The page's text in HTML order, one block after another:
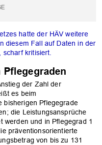
hatte der HÄV weitere
diesem Fall auf Daten in der
scharf kritisiert.
der Zahl der
es beim
bisherigen Pflegegrade
die Leistungsansprüche
werden und in Pflegegrad 1
präventionsorientierte
von bis zu 131